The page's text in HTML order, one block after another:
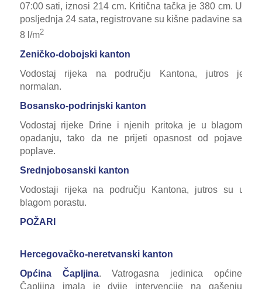
07:00 sati, iznosi 214 cm. Kritična tačka je 380 cm. U
posljednja 24 sata, registrovane su kišne padavine sa
8 l/m2
Zeničko-dobojski kanton
Vodostaj rijeka na području Kantona, jutros je
normalan.
Bosansko-podrinjski kanton
Vodostaj rijeke Drine i njenih pritoka je u blagom
opadanju, tako da ne prijeti opasnost od pojave
poplave.
Srednjobosanski kanton
Vodostaji rijeka na području Kantona, jutros su u
blagom porastu.
POŽARI
Hercegovačko-neretvanski kanton
Općina Čapljina. Vatrogasna jedinica općine
Čapljina imala je dvije intervencije na gašenju